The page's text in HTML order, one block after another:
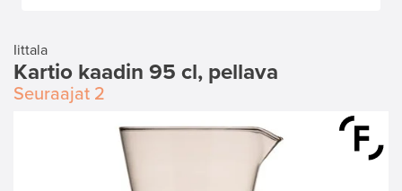
Iittala
Kartio kaadin 95 cl, pellava
Seuraajat 2